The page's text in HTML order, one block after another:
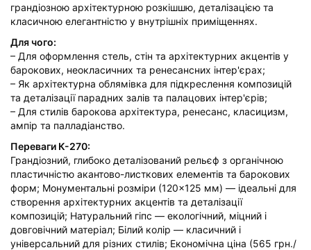
грандіозною архітектурною розкішшю, деталізацією та
класичною елегантністю у внутрішніх приміщеннях.
Для чого:
– Для оформлення стель, стін та архітектурних акцентів у
барокових, неокласичних та ренесансних інтер'єрах;
– Як архітектурна облямівка для підкреслення композицій
та деталізації парадних залів та палацових інтер'єрів;
– Для стилів барокова архітектура, ренесанс, класицизм,
ампір та палладіанство.
Переваги К-270:
Грандіозний, глибоко деталізований рельєф з органічною
пластичністю акантово-листкових елементів та барокових
форм; Монументальні розміри (120×125 мм) — ідеальні для
створення архітектурних акцентів та деталізації
композицій; Натуральний гіпс — екологічний, міцний і
довговічний матеріал; Білий колір — класичний і
універсальний для різних стилів; Економічна ціна (565 грн./